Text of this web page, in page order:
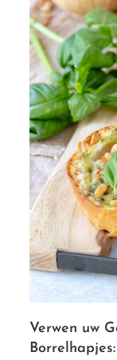
Verwen uw